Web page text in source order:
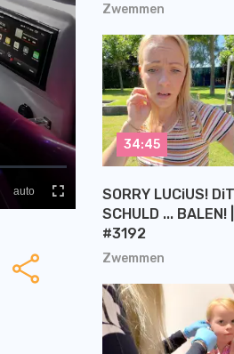
Zwemmen
Zwemmen
SORRY LUCiUS!
SCHULD ...
#3192
34:45